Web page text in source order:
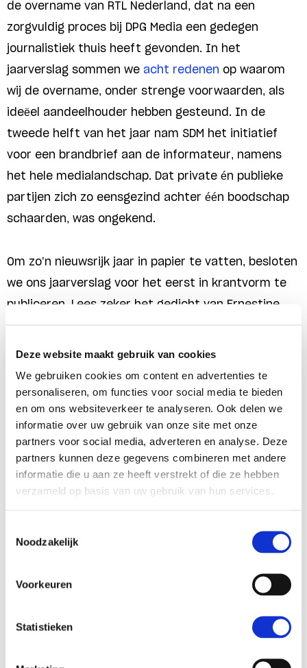
Deze website maakt gebruik van cookies
We gebruiken cookies om content en advertenties te
personaliseren, om functies voor social media te bieden
en om ons websiteverkeer te analyseren. Ook delen we
informatie over uw gebruik van onze site met onze
partners voor social media, adverteren en analyse. Deze
partners kunnen deze gegevens combineren met andere
informatie die u aan ze heeft verstrekt of die ze hebben
verzameld op basis van uw gebruik van hun services.
Noodzakelijk
Voorkeuren
Statistieken
de overname van RTL Nederland, dat na een
zorgvuldig proces bij DPG Media een gedegen
journalistiek thuis heeft gevonden. In het
jaarverslag sommen we acht redenen op waarom
wij de overname, onder strenge voorwaarden, als
ideëel aandeelhouder hebben gesteund. In de
tweede helft van het jaar nam SDM het initiatief
voor een brandbrief aan de informateur, namens
het hele medialandschap. Dat private én publieke
partijen zich zo eensgezind achter één boodschap
schaarden, was ongekend.
Om zo’n nieuwsrijk jaar in papier te vatten, besloten
we ons jaarverslag voor het eerst in krantvorm te
publiceren. Lees zeker het gedicht van Ernestine
van de illegale Paroolmedewerkster Jet Roosenburg
en de Palestijnsede Correspondent-journalist
Ahmed Abu Artema, uit het boek Vrij, Onverveerd
Hun beide verhalen vertellen dat vrije journalistiek
geen vanzelfsprekendheid is, maar een hard
bevochten verworvenheid.
Verder vind je in
uiteraard algemene
toezicht, de resultaten en een overzicht van de
vind je een woordgraptogram, dat Wisse Beets